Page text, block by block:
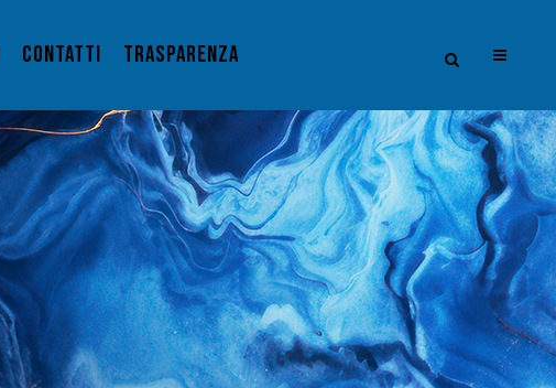
CONTATTI TRASPARENZA